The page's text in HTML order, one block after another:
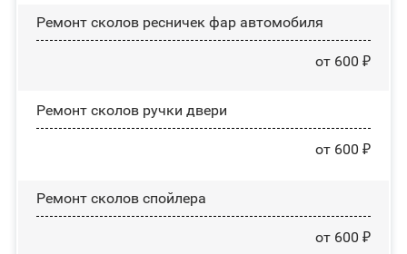
Ремонт сколов ресничек фар автомобиля
от 600 ₽
Ремонт сколов ручки двери
от 600 ₽
Ремонт сколов спойлера
от 600 ₽